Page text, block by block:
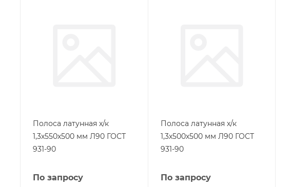
Полоса латунная х/к
1,3х550х500 мм Л90 ГОСТ
931-90
По запросу
Полоса латунная х/к
1,3х500х500 мм Л90 ГОСТ
931-90
По запросу